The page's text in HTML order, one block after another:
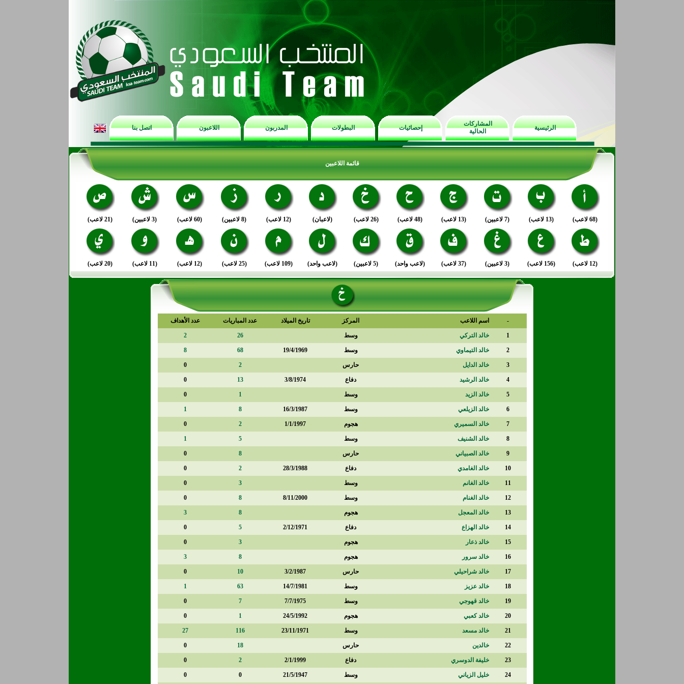
الرئيسية
المشاركات
الحالية
إحصائيات البطولات المدربون اللاعبون اتصل بنا
قائمة اللاعبين
(68 لاعب) (13 لاعب) (7 لاعبين) (13 لاعب) (48 لاعب) (26 لاعب) (لاعبان) (12 لاعب) (8 لاعبين) (60 لاعب) (3 لاعبين) (21 لاعب)
(12 لاعب) (156 لاعب) (3 لاعبين) (37 لاعب) (لاعب واحد) (5 لاعبين) (لاعب واحد) (109 لاعب) (25 لاعب) (12 لاعب) (11 لاعب) (20 لاعب)
- اسم اللاعب المركز تاريخ الميلاد عدد المباريات عدد الأهداف
1 خالد التركي وسط 26
2
2 خالد التيماوي وسط 19/4/1969
68
8
3 خالد الدايل حارس 2
0
4 خالد الرشيد دفاع 3/8/1974
13
0
5 خالد الزيد وسط 1
0
6 خالد الزيلعي وسط 16/3/1987
8
1
7 خالد السميري هجوم 1/1/1997
2
0
8 خالد الشنيف وسط 5
1
9 خالد الصبياني حارس 8
0
10 خالد الغامدي دفاع 28/3/1988
2
0
11 خالد الغانم وسط 3
0
12 خالد الغنام وسط 8/11/2000
8
0
13 خالد المعجل هجوم 8
3
14 خالد الهزاع دفاع 2/12/1971
5
0
15 خالد ذعار هجوم 3
0
16 خالد سرور هجوم 8
3
17 خالد شراحيلي حارس 3/2/1987
10
0
18 خالد عزيز وسط 14/7/1981
63
1
19 خالد قهوجي وسط 7/7/1975
7
0
20 خالد كعبي هجوم 24/5/1992
1
0
21 خالد مسعد وسط 23/11/1971
116
27
22 خالدين حارس 18
0
23 خليفة الدوسري دفاع 2/1/1999
2
0
24 خليل الزياني وسط 21/5/1947
0
0